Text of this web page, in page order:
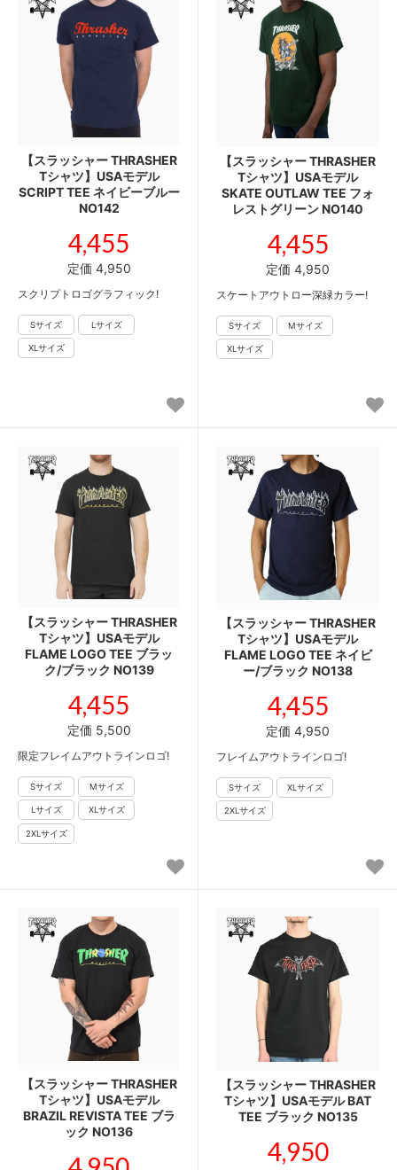
【スラッシャー THRASHER
Tシャツ】USAモデル
SCRIPT TEE ネイビーブルー
NO142
4,455
定価 4,950
スクリプトロゴグラフィック!
【スラッシャー THRASHER
Tシャツ】USAモデル
SKATE OUTLAW TEE フォ
レストグリーン NO140
4,455
定価 4,950
スケートアウトロー深緑カラー!
【スラッシャー THRASHER
Tシャツ】USAモデル
FLAME LOGO TEE ブラッ
ク/ブラック NO139
4,455
定価 5,500
限定フレイムアウトラインロゴ!
【スラッシャー THRASHER
Tシャツ】USAモデル
FLAME LOGO TEE ネイビ
ー/ブラック NO138
4,455
定価 4,950
フレイムアウトラインロゴ!
【スラッシャー THRASHER
Tシャツ】USAモデル
BRAZIL REVISTA TEE ブラ
ック NO136
【スラッシャー THRASHER
Tシャツ】USAモデル BAT
TEE ブラック NO135
4,950